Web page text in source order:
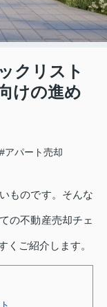
クリスト
けの進め
#アパート売却
ものです。そんな
の不動産売却チェ
くご紹介します。